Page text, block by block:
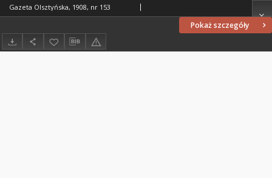
Pokaż szczegóły
Gazeta Olsztyńska, 1908, nr 153